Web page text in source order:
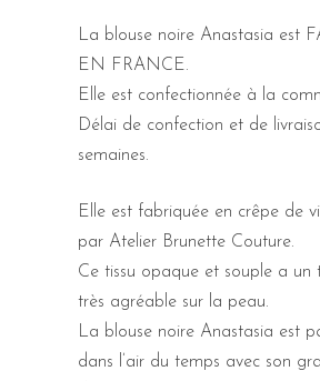
La blouse noire Anastasia est
EN FRANCE.
Elle est confectionnée à la
Délai de confection et de
semaines.
Elle est fabriquée en crêpe de
par Atelier Brunette Couture.
Ce tissu opaque et souple a un
très agréable sur la peau.
La blouse noire Anastasia est
dans l’air du temps avec son